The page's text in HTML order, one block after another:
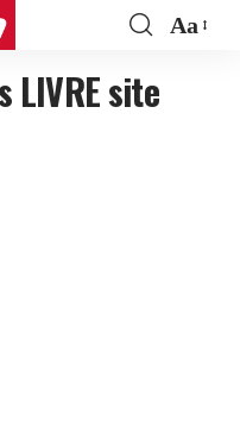
Aa
LIVRE site